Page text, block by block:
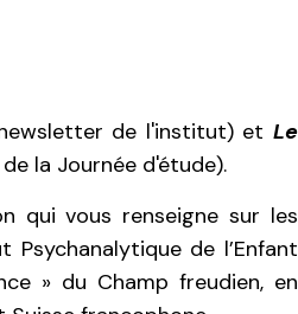
de l'institut) etLe
la Journée d'étude).
qui vous renseigne sur les
Psychanalytique de l’Enfant
» du Champ freudien, en